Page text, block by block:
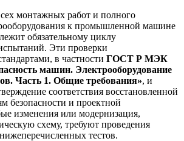
монтажных работ и полного
к промышленной машине
обязательному циклу
Эти проверки
в частности ГОСТ Р МЭК
машин. Электрооборудование
Часть 1. Общие требования», и
соответствия восстановленной
безопасности и проектной
изменения или модернизация,
схему, требуют проведения
тестов.